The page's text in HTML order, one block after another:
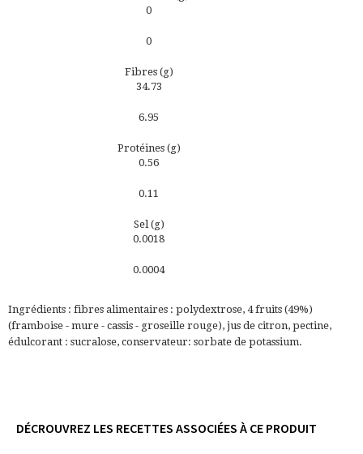
0
0
Fibres (g)
34.73
6.95
Protéines (g)
0.56
0.11
Sel (g)
0.0018
0.0004
Ingrédients : fibres alimentaires : polydextrose, 4 fruits (49%)
(framboise - mure - cassis - groseille rouge), jus de citron, pectine,
édulcorant : sucralose, conservateur: sorbate de potassium.
DÉCROUVREZ LES RECETTES ASSOCIÉES À CE PRODUIT